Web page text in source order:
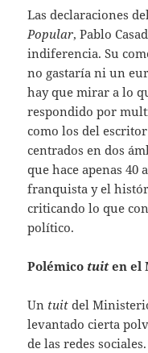
Las declaraciones
Popular, Pablo
indiferencia. Su
no gastaría ni un
hay que mirar a lo
respondido por
como los del
centrados en dos
que hace apenas
franquista y el
criticando lo que
político.
Polémico tuiten el
Un tuit del
levantado cierta
de las redes